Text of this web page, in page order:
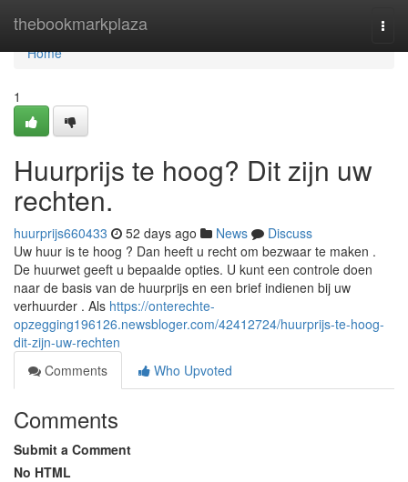
thebookmarkplaza
Home
Home
1
Huurprijs te hoog? Dit zijn uw
rechten.
huurprijs660433 52 days ago News
Discuss
Uw huur is te hoog ? Dan heeft u recht om bezwaar te maken .
De huurwet geeft u bepaalde opties. U kunt een controle doen
naar de basis van de huurprijs en een brief indienen bij uw
verhuurder . Als https://onterechte-
opzegging196126.newsbloger.com/42412724/huurprijs-te-hoog-
dit-zijn-uw-rechten
Comments
Who Upvoted
Comments
Submit a Comment
No HTML